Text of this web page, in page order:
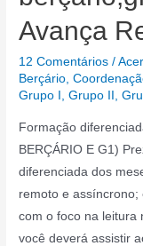
Avança
12 Comentários /
Berçário ,
Grupo I
,Grupo II ,
Formação
BERÇÁRIO E G1)
diferenciada dos
remoto e
com o foco na leitura
você deverá assistir